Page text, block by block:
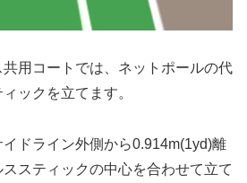
用コートでは、ネットポールの代
ックを立てます。
ドライン外側から0.914m(1yd)離
スティックの中心を合わせて立て